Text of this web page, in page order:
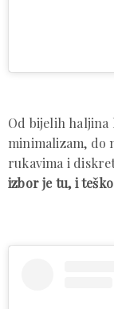
Od bijelih haljina
minimalizam, do
rukavima i
izbor je tu, i